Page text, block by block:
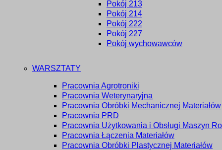
Pokój 213
Pokój 214
Pokój 222
Pokój 227
Pokój wychowawców
WARSZTATY
Pracownia Agrotroniki
Pracownia Weterynaryjna
Pracownia Obróbki Mechanicznej Materiałów
Pracownia PRD
Pracownia Użytkowania i Obsługi Maszyn
Pracownia Łączenia Materiałów
Pracownia Obróbki Plastycznej Materiałów